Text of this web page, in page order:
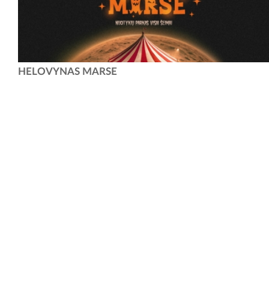
Helovynas Marse Tikime, jog nuotykiai parke nesibaigia kartu su
HELOVYNAS MARSE